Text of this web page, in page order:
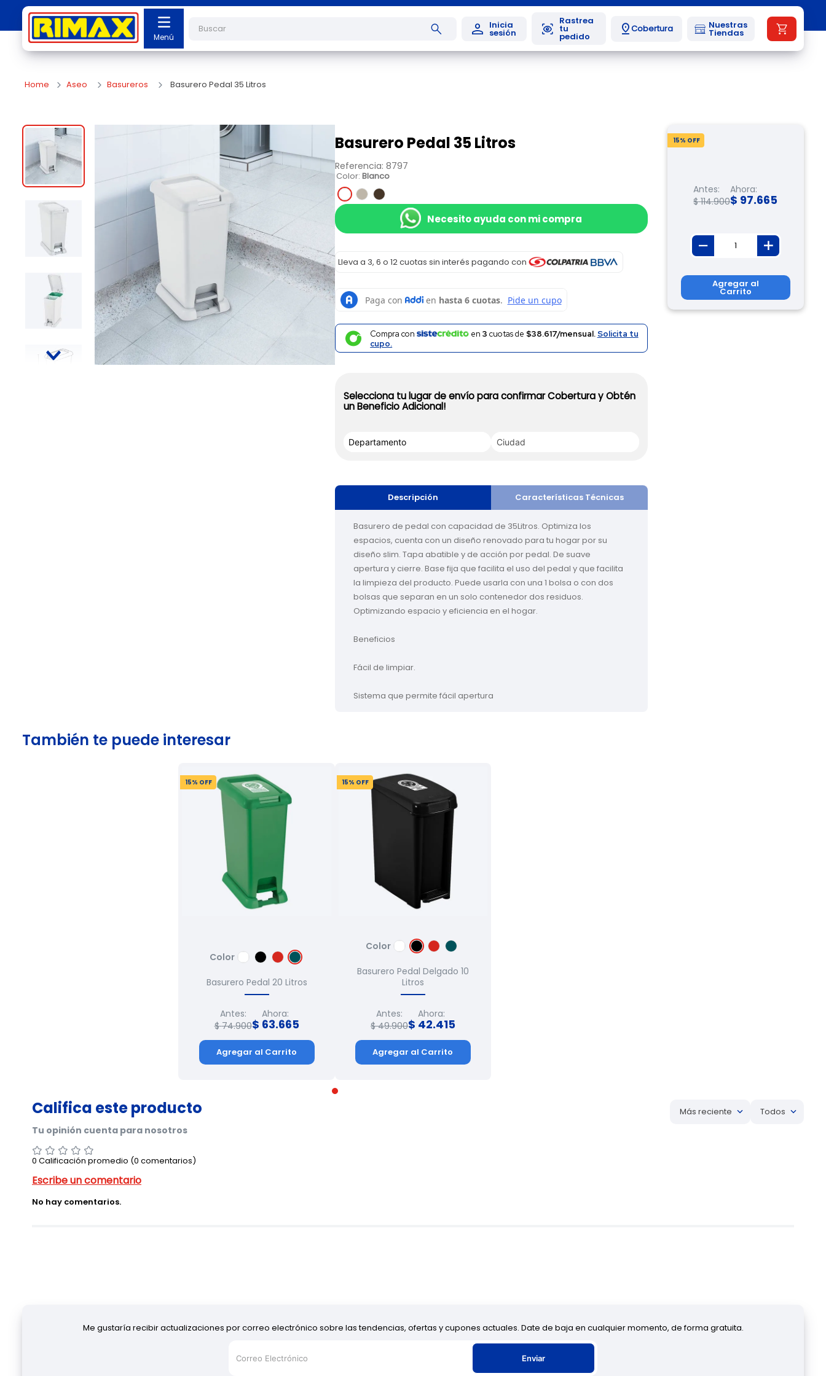
Cobertura Nuestras
Tiendas
Aseo Basureros Basurero Pedal 35 Litros
Basurero Pedal 35 Litros
Referencia: 8797
Color: Blanco
Necesito ayuda con mi compra
Lleva a 3, 6 o 12 cuotas sin interés pagando con
Compra con en 3 cuotas de $38.617/mensual.Solicita tu
cupo.
Selecciona tu lugar de envío para confirmar Cobertura y Obtén
un Beneficio Adicional!
Descripción Características Técnicas
Basurero de pedal con capacidad de 35Litros. Optimiza los
espacios, cuenta con un diseño renovado para tu hogar por su
diseño slim. Tapa abatible y de acción por pedal. De suave
apertura y cierre. Base fija que facilita el uso del pedal y que facilita
la limpieza del producto. Puede usarla con una 1 bolsa o con dos
bolsas que separan en un solo contenedor dos residuos.
Optimizando espacio y eficiencia en el hogar.
Beneficios
Fácil de limpiar.
Sistema que permite fácil apertura
También te puede interesar
15% OFF
Color
Basurero Pedal 20 Litros
Antes:
$ 74.900
Ahora:
$ 63.665
Agregar al Carrito
15% OFF
Color
Basurero Pedal Delgado 10
Litros
Antes:
$ 49.900
Ahora:
$ 42.415
Agregar al Carrito
15% OFF
Antes:
$ 114.900
Ahora:
$ 97.665
Agregar al
Carrito
0 Calificación promedio (0 comentarios)
Más reciente Todos
No hay comentarios.
Me gustaría recibir actualizaciones por correo electrónico sobre las tendencias, ofertas y cupones actuales. Date de baja en cualquier momento, de forma gratuita.
Enviar